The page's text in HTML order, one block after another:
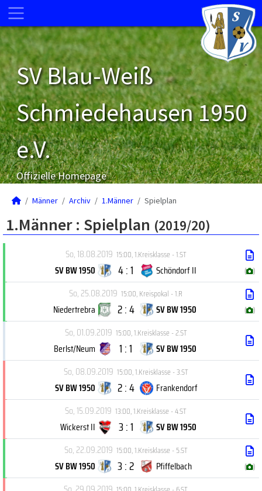
SV Blau-Weiß
Schmiedehausen 1950
e.V.
Offizielle Homepage
Männer Archiv 1.Männer Spielplan
1.Männer : Spielplan (2019/20)
So, 18.08.2019 15:00,1.Kreisklasse - 1.ST
SV BW 1950 4 : 1 Schöndorf II ( )
So, 25.08.2019 15:00,Kreispokal - 1.R
Niedertrebra 2 : 4 SV BW 1950 ( )
So, 01.09.2019 15:00,1.Kreisklasse - 2.ST
Berlst/Neum 1 : 1
SV BW 1950
So, 08.09.2019 15:00,1.Kreisklasse - 3.ST
SV BW 1950 2 : 4
Frankendorf
So, 15.09.2019 13:00,1.Kreisklasse - 4.ST
Wickerst II 3 : 1
SV BW 1950
So, 22.09.2019 15:00,1.Kreisklasse - 5.ST
SV BW 1950 3 : 2 Pfiffelbach ( )